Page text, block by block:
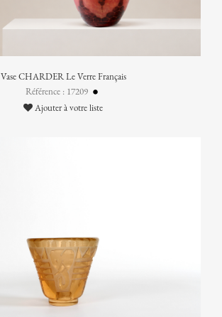
Vase CHARDER Le Verre Français
Référence : 17209
Ajouter à votre liste